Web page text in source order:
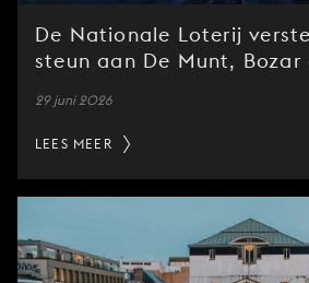
De Nationale Loterij
steun aan De Munt, Bozar
29 juni 2026
LEES MEER